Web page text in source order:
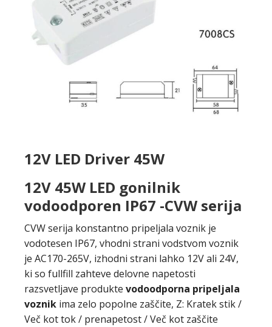
12V LED Driver 45W
12V 45W LED gonilnik
vodoodporen IP67 -CVW serija
CVW serija konstantno pripeljala voznik je
vodotesen IP67, vhodni strani vodstvom voznik
je AC170-265V, izhodni strani lahko 12V ali 24V,
ki so fullfill zahteve delovne napetosti
razsvetljave produkte vodoodporna pripeljala
voznik ima zelo popolne zaščite, Z: Kratek stik /
Več kot tok / prenapetost / Več kot zaščite